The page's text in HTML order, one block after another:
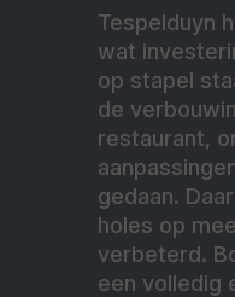
Tespelduyn
wat
op stapel
de
restaurant,
gedaan.
holes op
verbeterd.
een volledig